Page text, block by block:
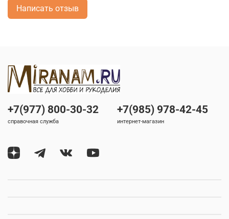
Написать отзыв
+7(977) 800-30-32
справочная служба
+7(985) 978-42-45
интернет-магазин